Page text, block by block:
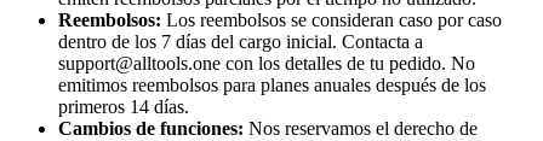
Reembolsos: Los reembolsos se consideran caso por caso
dentro de los 7 días del cargo inicial. Contacta a
support@alltools.one con los detalles de tu pedido. No
emitimos reembolsos para planes anuales después de los
primeros 14 días.
Cambios de funciones: Nos reservamos el derecho de